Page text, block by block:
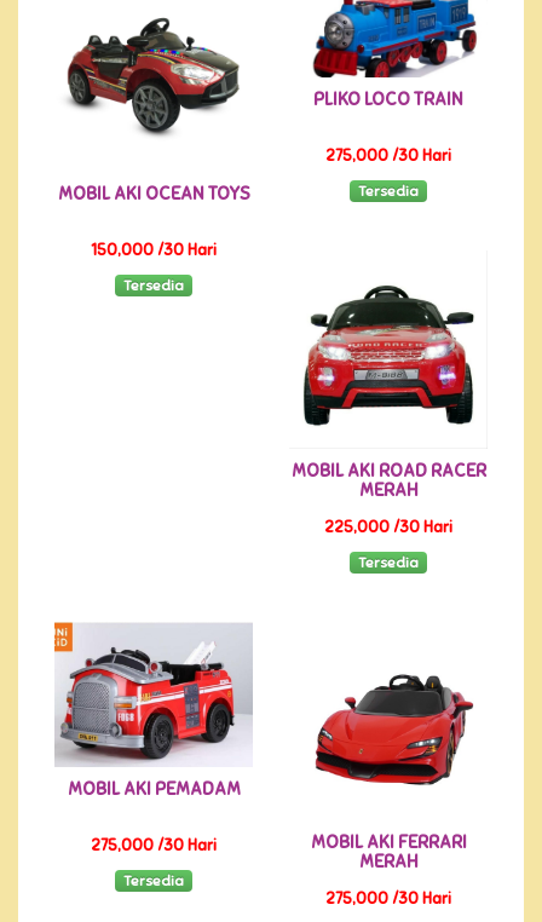
MOBIL AKI OCEAN TOYS
150,000 /30 Hari
Tersedia
PLIKO LOCO TRAIN
275,000 /30 Hari
Tersedia
MOBIL AKI ROAD RACER
MERAH
225,000 /30 Hari
Tersedia
MOBIL AKI PEMADAM
275,000 /30 Hari
Tersedia
MOBIL AKI FERRARI
MERAH
275,000 /30 Hari